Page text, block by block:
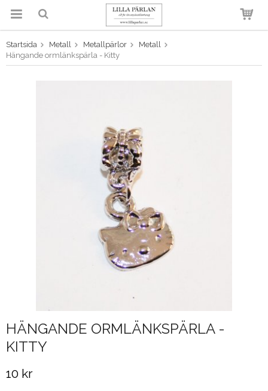
Produkten har blivit tillagd i
varukorgen
Startsida Metall Metallpärlor
Metall
Hängande ormlänkspärla - Kitty
HÄNGANDE ORMLÄNKSPÄRLA -
KITTY
10 kr